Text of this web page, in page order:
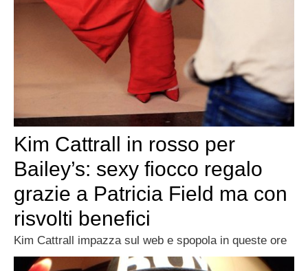
Kim Cattrall in rosso per
Bailey’s: sexy fiocco regalo
grazie a Patricia Field ma con
risvolti benefici
Kim Cattrall impazza sul web e spopola in queste ore